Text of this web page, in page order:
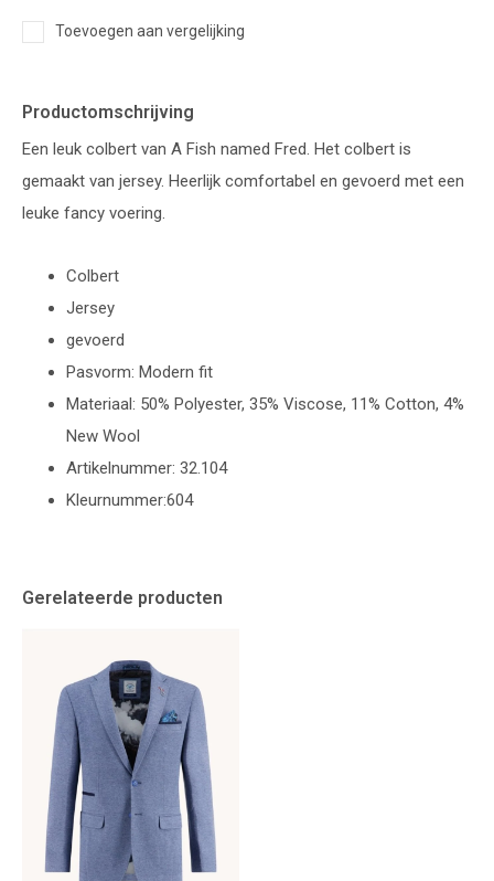
Toevoegen aan vergelijking
Productomschrijving
Een leuk colbert van A Fish named Fred. Het colbert is
gemaakt van jersey. Heerlijk comfortabel en gevoerd met een
leuke fancy voering.
Colbert
Jersey
gevoerd
Pasvorm: Modern fit
Materiaal: 50% Polyester, 35% Viscose, 11% Cotton, 4%
New Wool
Artikelnummer: 32.104
Kleurnummer:604
Gerelateerde producten